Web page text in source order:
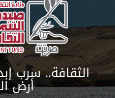
الثقافة.. سرب
أرض